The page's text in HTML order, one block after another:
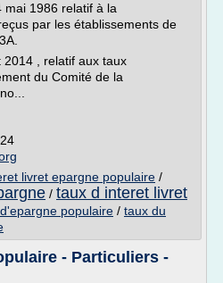
1986 relatif à la
par les établissements de
, relatif aux taux
du Comité de la
livret epargne populaire /
/ taux d interet livret
populaire / taux du
- Particuliers -